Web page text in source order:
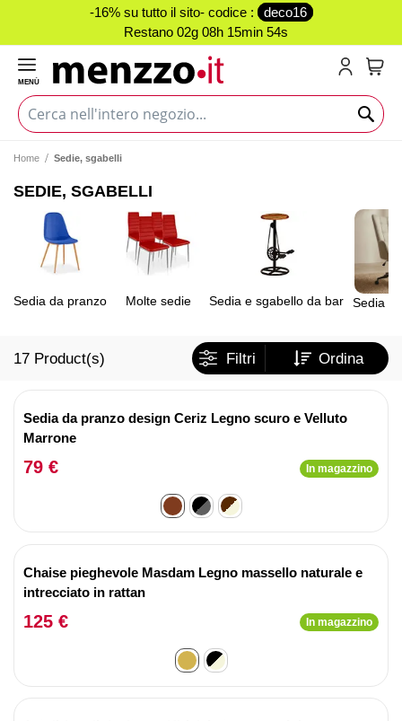
-16% su tutto il sito- codice :
deco16
Restano 02g 08h 15min 53s
MENÙ
Home Sedie, sgabelli
SEDIE, SGABELLI
Sedia da pranzo Molte sedie Sedia e sgabello da bar Sedia
17 Product(s) Filtri Ordina
Sedia da pranzo design Ceriz Legno scuro e Velluto
Marrone
79 € In magazzino
Chaise pieghevole Masdam Legno massello naturale e
intrecciato in rattan
125 € In magazzino